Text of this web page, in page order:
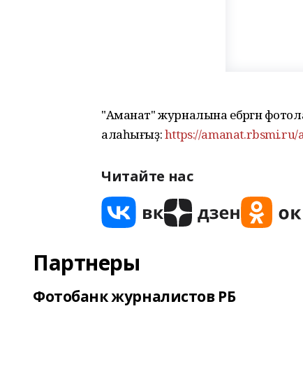
"Аманат" журналына ебәргән
алаһығыҙ:https://
Читайте нас
Партнеры
Фотобанк журналистов РБ